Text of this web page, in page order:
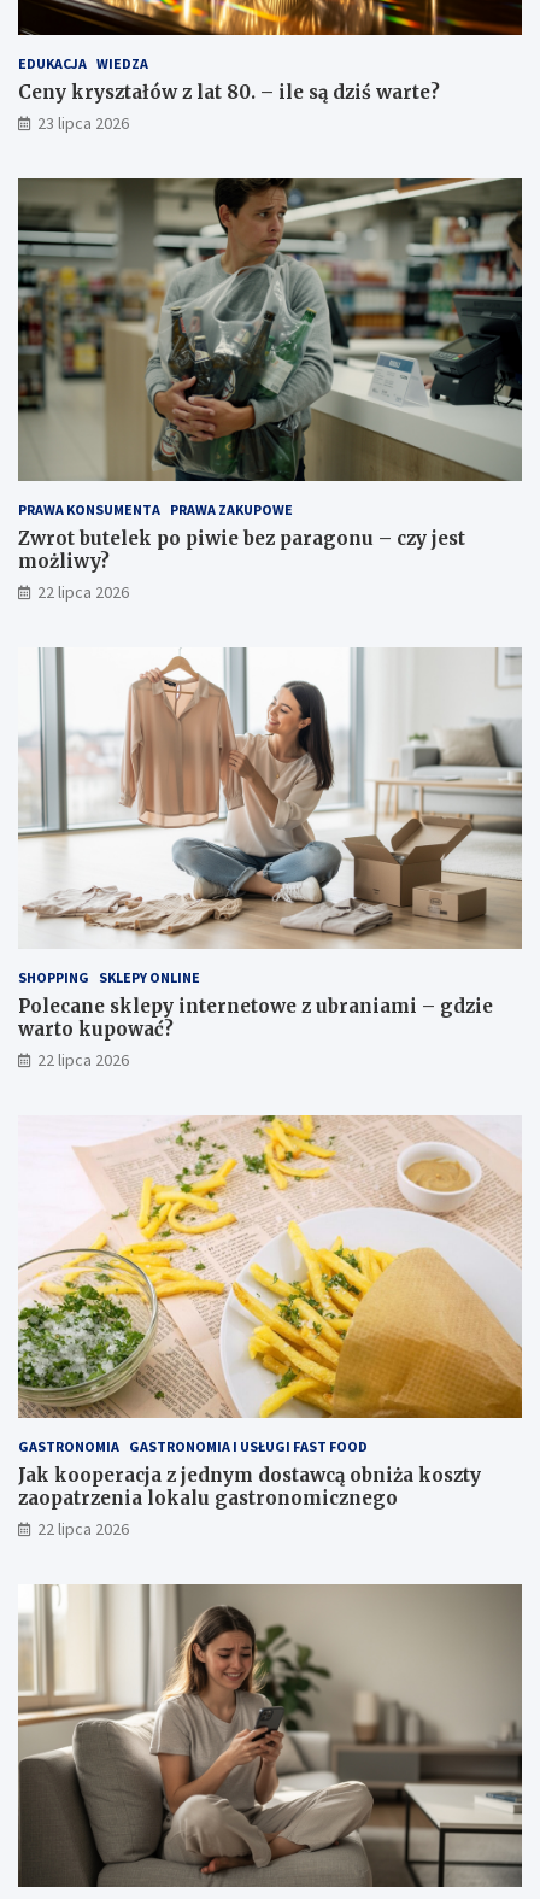
EDUKACJA WIEDZA
Ceny kryształów z lat 80. – ile są dziś warte?
23 lipca 2026
PRAWA KONSUMENTA PRAWA ZAKUPOWE
Zwrot butelek po piwie bez paragonu – czy jest
możliwy?
22 lipca 2026
SHOPPING SKLEPY ONLINE
Polecane sklepy internetowe z ubraniami – gdzie
warto kupować?
22 lipca 2026
GASTRONOMIA GASTRONOMIA I USŁUGI FAST FOOD
Jak kooperacja z jednym dostawcą obniża koszty
zaopatrzenia lokalu gastronomicznego
22 lipca 2026